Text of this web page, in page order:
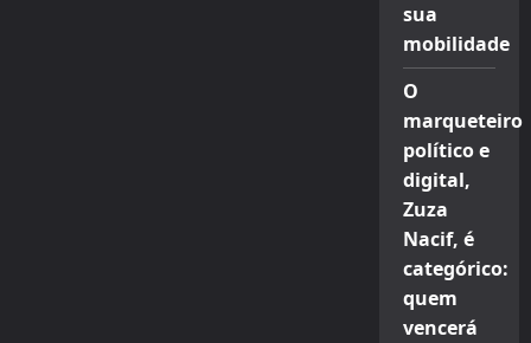
sua
mobilidade
O
marqueteiro
político e
digital,
Zuza
Nacif, é
categórico:
quem
vencerá